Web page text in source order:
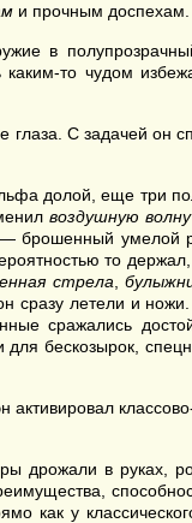
и прочным доспехам.
в
то чудом
С задачей он
долой, еще три
воздушную волну
— брошенный умелой
то
стрела ,
сразу летели и
сражались
бескозырок,
дрожали в руках,
как у